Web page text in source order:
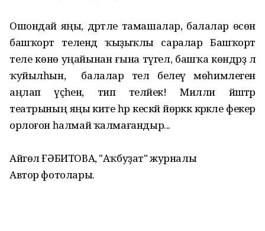
Ошондай яңы, дәртле тамашалар, балалар өсөн
башҡорт телендә ҡыҙыҡлы саралар Башҡорт
теле көнө уңайынан ғына түгел, башҡа көндәрҙә лә
ҡуйылһын, ә балалар тел белеү мөһимлеген
аңлап үҫһен, тип теләйек! Милли йәштәр
театрының яңы әкиәте һәр кескәй йөрәккә кәрәкле фекер
орлоғон һалмай ҡалмағандыр...
Айгөл ҒӘБИТОВА, "Аҡбуҙат" журналы
Автор фотолары.